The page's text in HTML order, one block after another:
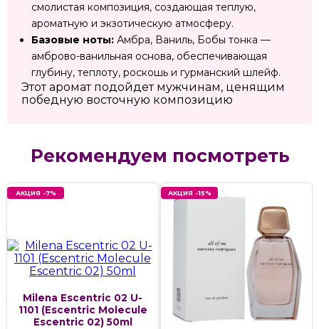
смолистая композиция, создающая теплую,
ароматную и экзотическую атмосферу.
Базовые ноты: Амбра, Ваниль, Бобы тонка —
амброво-ванильная основа, обеспечивающая
глубину, теплоту, роскошь и гурманский шлейф.
Этот аромат подойдет мужчинам, ценящим
победную восточную композицию
Рекомендуем посмотреть
АКЦИЯ -7%
Milena Escentric 02 U-
1101 (Escentric Molecule
Escentric 02) 50ml
АКЦИЯ -15%